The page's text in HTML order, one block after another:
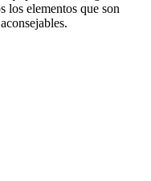
los elementos que son